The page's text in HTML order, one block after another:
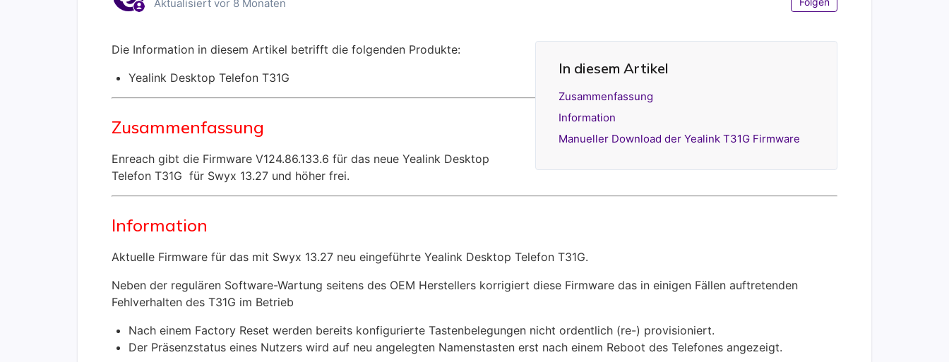
Aktualisiert vor 8 Monaten
In diesem Artikel
Zusammenfassung
Information
Manueller Download der Yealink T31G Firmware
Die Information in diesem Artikel betrifft die folgenden Produkte:
Yealink Desktop Telefon T31G
Zusammenfassung
Enreach gibt die Firmware V124.86.133.6 für das neue Yealink Desktop
Telefon T31G für Swyx 13.27 und höher frei.
Information
Aktuelle Firmware für das mit Swyx 13.27 neu eingeführte Yealink Desktop Telefon T31G.
Neben der regulären Software-Wartung seitens des OEM Herstellers korrigiert diese Firmware das in einigen Fällen auftretenden
Fehlverhalten des T31G im Betrieb
Nach einem Factory Reset werden bereits konfigurierte Tastenbelegungen nicht ordentlich (re-) provisioniert.
Der Präsenzstatus eines Nutzers wird auf neu angelegten Namenstasten erst nach einem Reboot des Telefones angezeigt.